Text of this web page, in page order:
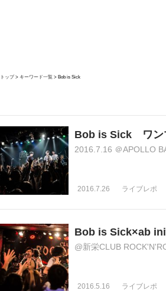
トップ キーワード一覧 Bob is Sick
Bob is Sick ワン
2016.7.16 ＠APOLLO
2016.7.26 ライブレ
Bob is Sick×ab
@新栄CLUB
2016.5.16 ライブレ